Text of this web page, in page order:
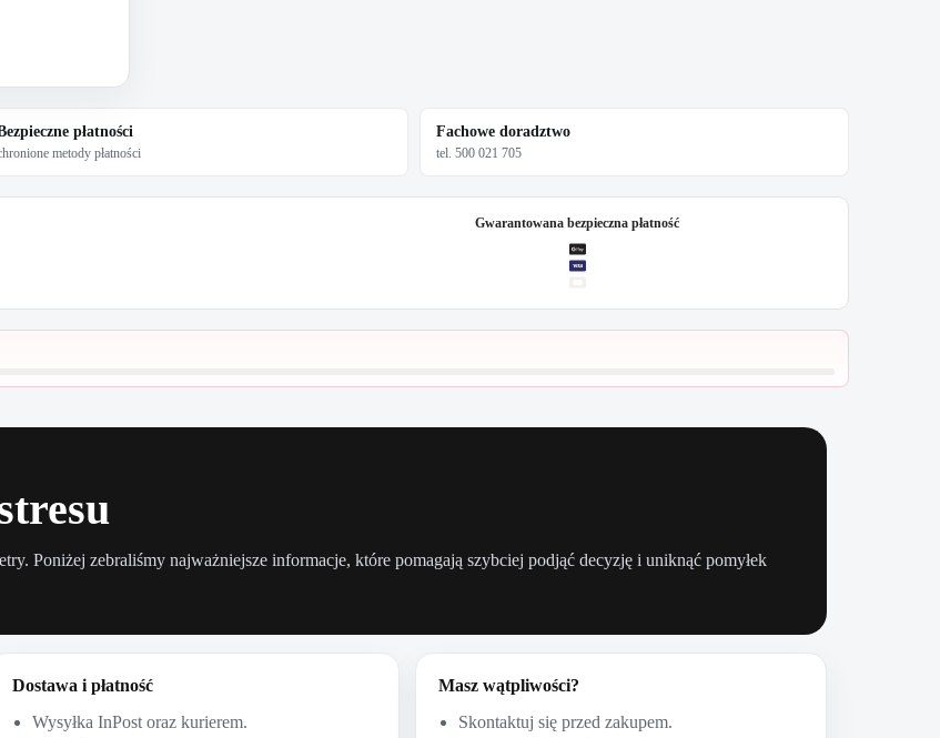
płatności
metody płatności
Fachowe doradztwo
tel. 500 021 705
Gwarantowana bezpieczna płatność
Poniżej zebraliśmy najważniejsze informacje, które pomagają szybciej podjąć decyzję i uniknąć pomyłek
Dostawa i płatność
Wysyłka InPost oraz kurierem.
Masz wątpliwości?
Skontaktuj się przed zakupem.